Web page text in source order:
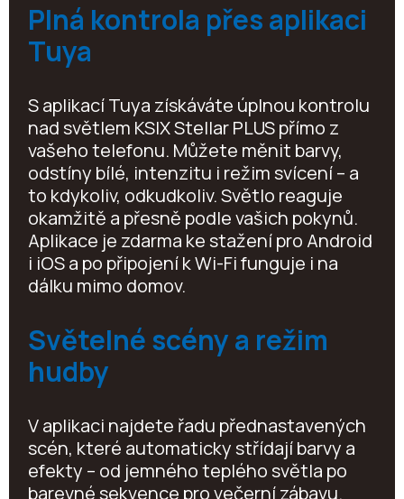
Plná kontrola přes aplikaci
Tuya
S aplikací Tuya získáváte úplnou kontrolu
nad světlem KSIX Stellar PLUS přímo z
vašeho telefonu. Můžete měnit barvy,
odstíny bílé, intenzitu i režim svícení – a
to kdykoliv, odkudkoliv. Světlo reaguje
okamžitě a přesně podle vašich pokynů.
Aplikace je zdarma ke stažení pro Android
i iOS a po připojení k Wi-Fi funguje i na
dálku mimo domov.
Světelné scény a režim
hudby
V aplikaci najdete řadu přednastavených
scén, které automaticky střídají barvy a
efekty – od jemného teplého světla po
barevné sekvence pro večerní zábavu.